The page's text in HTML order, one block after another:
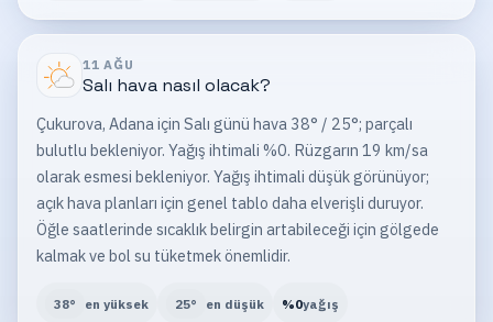
11 AĞU
Salı hava nasıl olacak?
Çukurova, Adana için Salı günü hava 38° / 25°; parçalı
bulutlu bekleniyor. Yağış ihtimali %0. Rüzgarın 19 km/sa
olarak esmesi bekleniyor. Yağış ihtimali düşük görünüyor;
açık hava planları için genel tablo daha elverişli duruyor.
Öğle saatlerinde sıcaklık belirgin artabileceği için gölgede
kalmak ve bol su tüketmek önemlidir.
38° en yüksek 25° en düşük %0yağış